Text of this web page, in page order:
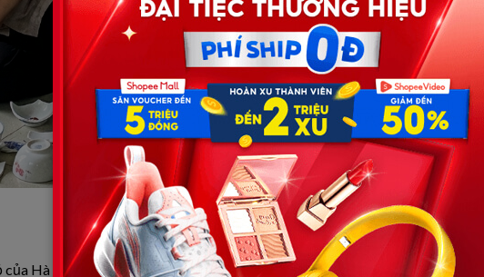
của Hà Nội bỗng chốc trở nên ngột ngạt đến lạ thường. Mùi thức ăn